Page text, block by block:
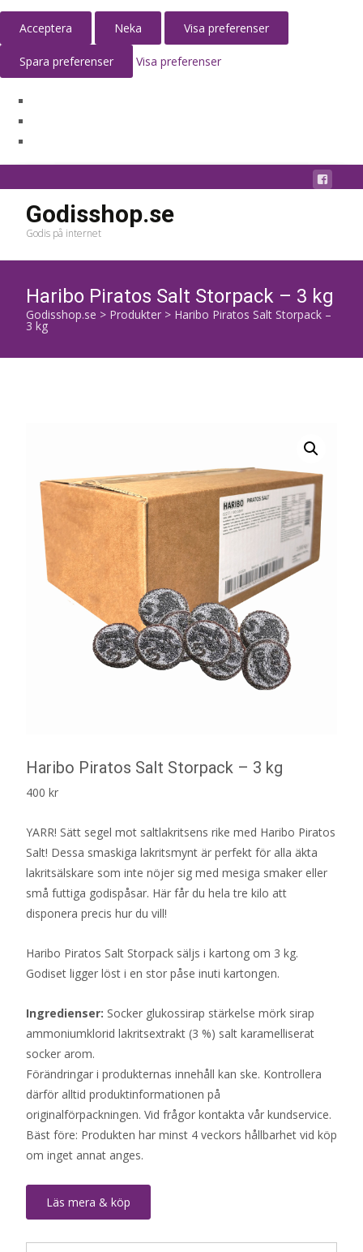
Acceptera Neka Visa preferenser
Spara preferenser Visa preferenser
Godisshop.se
Godis på internet
Haribo Piratos Salt Storpack – 3 kg
Godisshop.se > Produkter > Haribo Piratos Salt Storpack –
3 kg
Haribo Piratos Salt Storpack – 3 kg
400 kr
YARR! Sätt segel mot saltlakritsens rike med Haribo Piratos
Salt! Dessa smaskiga lakritsmynt är perfekt för alla äkta
lakritsälskare som inte nöjer sig med mesiga smaker eller
små futtiga godispåsar. Här får du hela tre kilo att
disponera precis hur du vill!
Haribo Piratos Salt Storpack säljs i kartong om 3 kg.
Godiset ligger löst i en stor påse inuti kartongen.
Ingredienser: Socker glukossirap stärkelse mörk sirap
ammoniumklorid lakritsextrakt (3 %) salt karamelliserat
socker arom.
Förändringar i produkternas innehåll kan ske. Kontrollera
därför alltid produktinformationen på
originalförpackningen. Vid frågor kontakta vår kundservice.
Bäst före: Produkten har minst 4 veckors hållbarhet vid köp
om inget annat anges.
Läs mera & köp